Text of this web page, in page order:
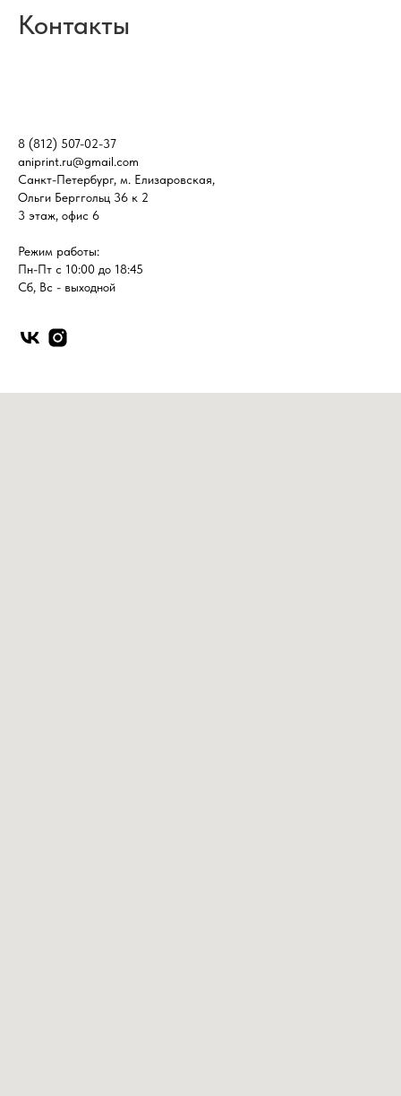
Контакты
8 (812) 507-02-37
aniprint.ru@gmail.com
Санкт-Петербург, м. Елизаровская,
Ольги Берггольц 36 к 2
3 этаж, офис 6
Режим работы:
Пн-Пт с 10:00 до 18:45
Сб, Вс - выходной